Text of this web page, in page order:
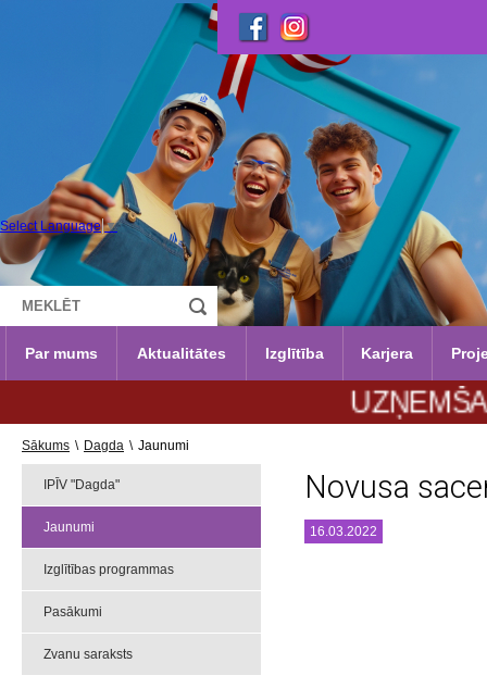
Select Language ▼
Par mums Aktualitātes Izglītība Karjera
UZŅEMŠANA
Sākums \ Dagda \ Jaunumi
IPĪV "Dagda"
Jaunumi
Izglītības programmas
Pasākumi
Zvanu saraksts
Novusa
16.03.2022